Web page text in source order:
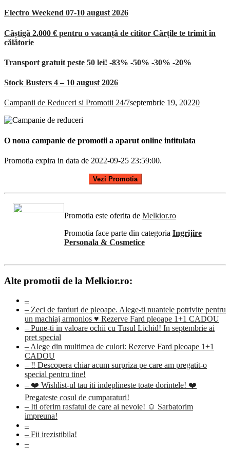
Electro Weekend 07-10 august 2026
Câștigă 2.000 € pentru o vacanță de cititor Cărțile te trimit în
călătorie
Transport gratuit peste 50 lei! -83% -50% -30% -20%
Stock Busters 4 – 10 august 2026
Campanii de Reduceri si Promotii 24/7septembrie 19, 20220
O noua campanie de promotii a aparut online intitulata
Promotia expira in data de 2022-09-25 23:59:00.
Vezi Promotia
Promotia este oferita de Melkior.ro
Promotia face parte din categoria Ingrijire
Personala & Cosmetice
Alte promotii de la Melkior.ro:
–
– Zeci de farduri de pleoape. Alege-ti nuantele potrivite pentru
un machiaj armonios ♥ Rezerve Fard pleoape 1+1 CADOU
– Pune-ti in valoare ochii cu Tusul Lichid! In septembrie ai
pret special
– Alege din multimea de culori: Rezerve Fard pleoape 1+1
CADOU
– ‼ Descopera chiar acum surpriza pe care am pregatit-o
special pentru tine!
– ❤️ Wishlist-ul tau iti indeplineste toate dorintele! ❤️
Pregateste cosul de cumparaturi!
– Iti oferim rasfatul de care ai nevoie! ☺️ Sarbatorim
impreuna!
–
– Fii irezistibila!
–